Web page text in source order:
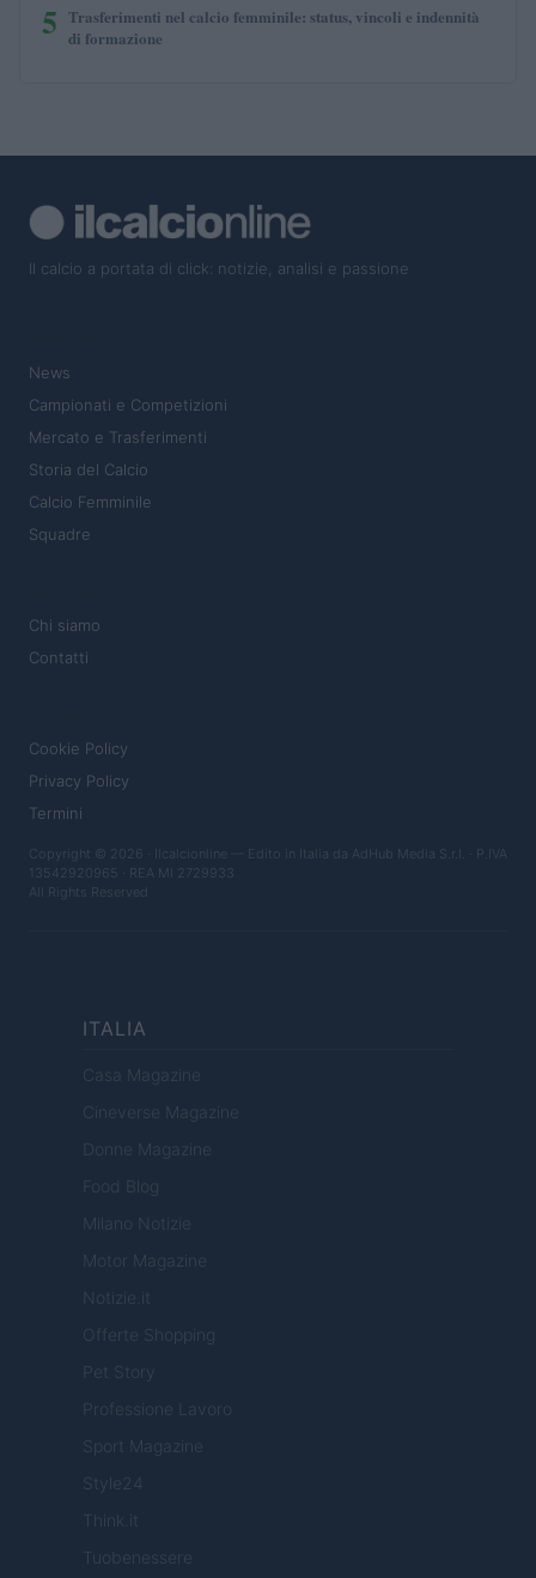
5 Trasferimenti nel calcio femminile: status, vincoli e indennità
di formazione
Il calcio a portata di click: notizie, analisi e passione
News
Campionati e Competizioni
Mercato e Trasferimenti
Storia del Calcio
Calcio Femminile
Squadre
Chi siamo
Contatti
Cookie Policy
Privacy Policy
Termini
Copyright © 2026 · Ilcalcionline — Edito in Italia da AdHub Media S.r.l. · P.IVA
13542920965 · REA MI 2729933
All Rights Reserved
ITALIA
Casa Magazine
Cineverse Magazine
Donne Magazine
Food Blog
Milano Notizie
Motor Magazine
Notizie.it
Offerte Shopping
Pet Story
Professione Lavoro
Sport Magazine
Style24
Think.it
Tuobenessere